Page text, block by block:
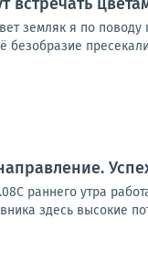
земляк я по
безобразие
раннего утра
здесь высокие